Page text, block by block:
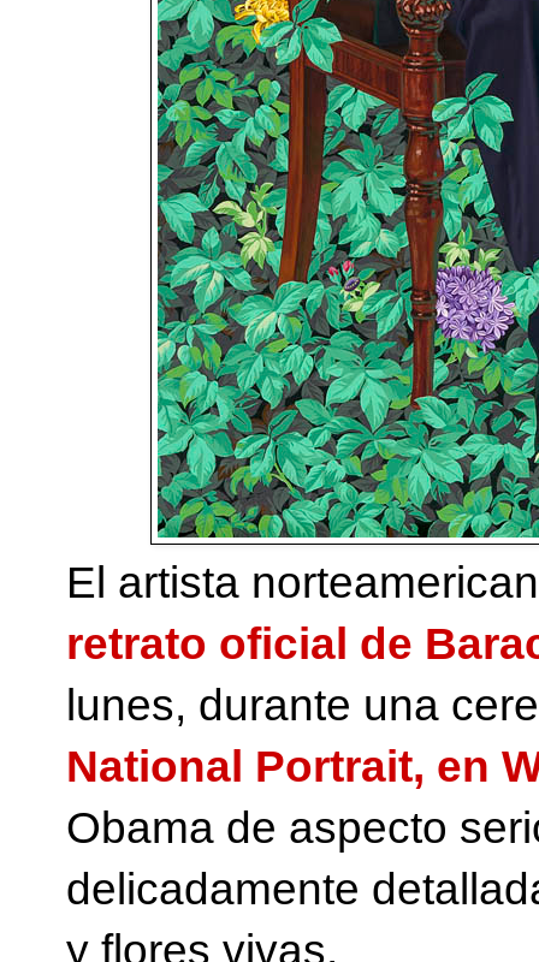
El artista
retrato oficial de
lunes, durante una
National Portrait, en
Obama de aspecto
delicadamente
y flores vivas.